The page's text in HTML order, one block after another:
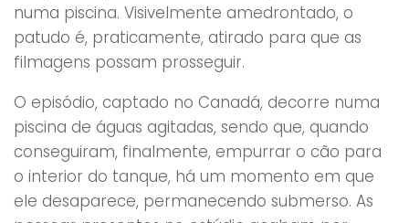
numa piscina. Visivelmente amedrontado, o
patudo é, praticamente, atirado para que as
filmagens possam prosseguir.
O episódio, captado no Canadá, decorre numa
piscina de águas agitadas, sendo que, quando
conseguiram, finalmente, empurrar o cão para
o interior do tanque, há um momento em que
ele desaparece, permanecendo submerso. As